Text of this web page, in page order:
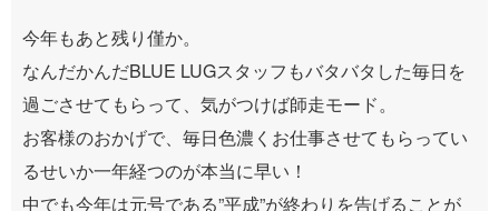
今年もあと残り僅か。
なんだかんだBLUE LUGスタッフもバタバタした毎日を
過ごさせてもらって、気がつけば師走モード。
お客様のおかげで、毎日色濃くお仕事させてもらってい
るせいか一年経つのが本当に早い！
中でも今年は元号である”平成”が終わりを告げることが